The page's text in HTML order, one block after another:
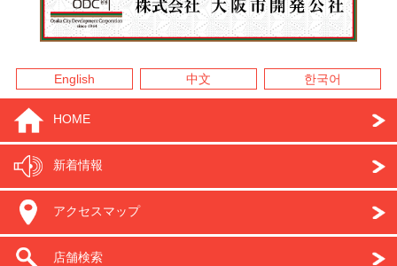
English 中文 한국어
HOME
新着情報
アクセスマップ
店舗検索